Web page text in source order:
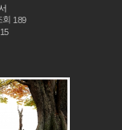
회 189
15